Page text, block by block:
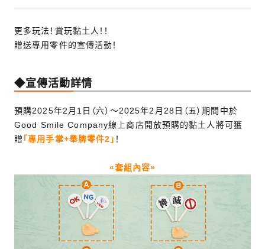
更多玩法！賞玩黏土人！！
贈送專用零件的宣傳活動！
◆宣傳活動詳情
預購2025年2月1日（六）～2025年2月28日（五）期間中於
Good Smile Company線上商店開放預購的黏土人將可獲
贈 「專用手掌+舉牌零件2」 ！
«套組內容»